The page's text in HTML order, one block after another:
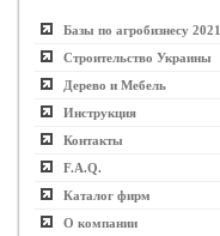
Базы по агробизнесу 2021
Строительство Украины
Дерево и Мебель
Инструкция
Контакты
F.A.Q.
Каталог фирм
О компании